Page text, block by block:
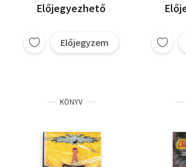
Előjegyezhető
Előjegyzem
KÖNYV